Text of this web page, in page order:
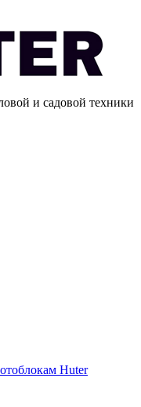
и садовой техники
Huter